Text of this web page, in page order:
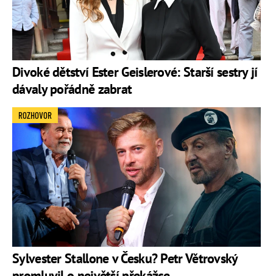
Divoké dětství Ester Geislerové: Starší sestry jí
dávaly pořádně zabrat
Sylvester Stallone v Česku? Petr Větrovský
ROZHOVOR